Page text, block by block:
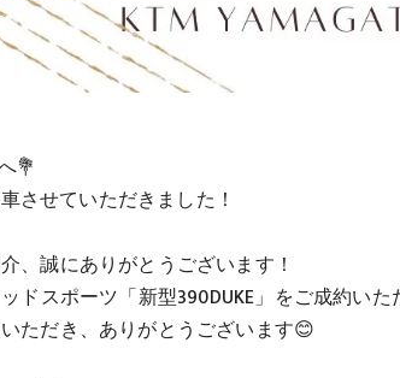
💐
させていただきました！
、誠にありがとうございます！
ドスポーツ「新型390DUKE」をご成約いた
ただき、ありがとうございます😊